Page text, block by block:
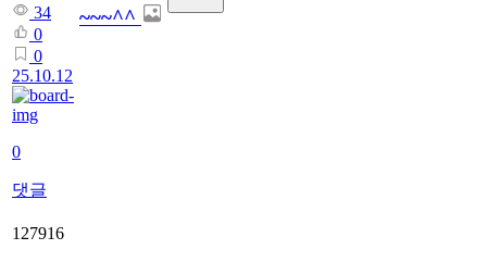
34
0
0
25.10.12
0
댓글
~~~^^
127916